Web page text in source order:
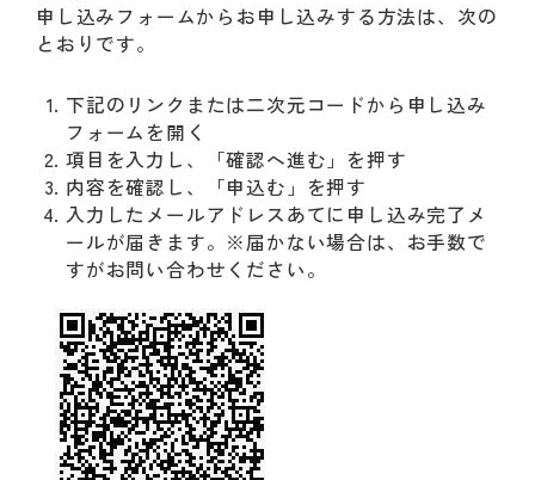
申し込みフォームからお申し込みする方法は、次の
とおりです。
下記のリンクまたは二次元コードから申し込み
フォームを開く
項目を入力し、「確認へ進む」を押す
内容を確認し、「申込む」を押す
入力したメールアドレスあてに申し込み完了メ
ールが届きます。※届かない場合は、お手数で
すがお問い合わせください。